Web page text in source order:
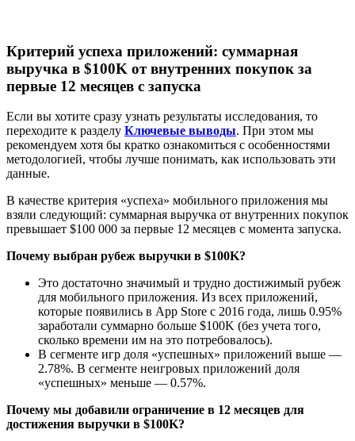
Критерий успеха приложений: суммарная
выручка в $100K от внутренних покупок за
первые 12 месяцев с запуска
Если вы хотите сразу узнать результаты исследования, то
переходите к разделу Ключевые выводы. При этом мы
рекомендуем хотя бы кратко ознакомиться с особенностями
методологией, чтобы лучше понимать, как использовать эти
данные.
В качестве критерия «успеха» мобильного приложения мы
взяли следующий: суммарная выручка от внутренних покупок
превышает $100 000 за первые 12 месяцев с момента запуска.
Почему выбран рубеж выручки в $100K?
Это достаточно значимый и трудно достижимый рубеж
для мобильного приложения. Из всех приложений,
которые появились в App Store с 2016 года, лишь 0.95%
заработали суммарно больше $100K (без учета того,
сколько времени им на это потребовалось).
В сегменте игр доля «успешных» приложений выше —
2.78%. В сегменте неигровых приложений доля
«успешных» меньше — 0.57%.
Почему мы добавили ограничение в 12 месяцев для
достижения выручки в $100K?